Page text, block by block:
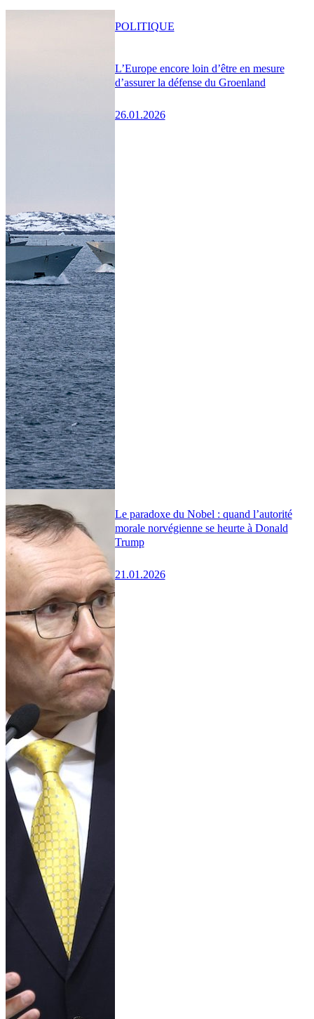
L’Europe encore loin d’être en mesure
d’assurer la défense du Groenland
26.01.2026
POLITIQUE
Le paradoxe du Nobel : quand l’autorité
morale norvégienne se heurte à Donald
Trump
21.01.2026